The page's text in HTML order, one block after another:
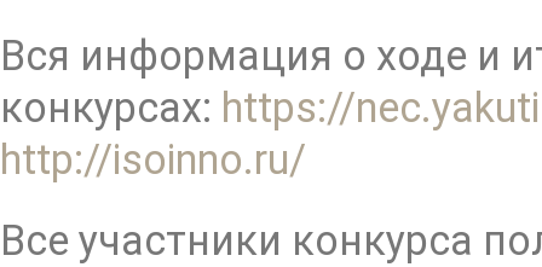
Вся информация о ходе и
конкурсах: https://
http://isoinno.ru/
Все участники конкурса